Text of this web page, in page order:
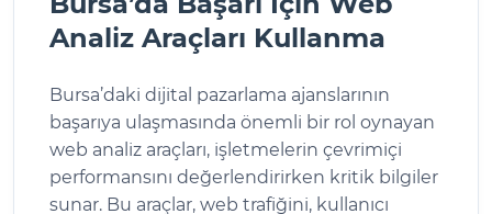
Analiz Araçları Kullanma
Bursa’daki dijital pazarlama ajanslarının
başarıya ulaşmasında önemli bir rol oynayan
web analiz araçları, işletmelerin çevrimiçi
performansını değerlendirirken kritik bilgiler
sunar. Bu araçlar, web trafiğini, kullanıcı